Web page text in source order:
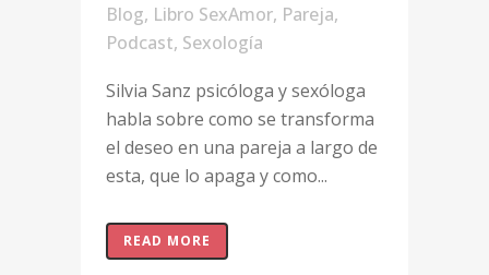
Blog, Libro SexAmor, Pareja,
Podcast, Sexología
Silvia Sanz psicóloga y sexóloga
habla sobre como se transforma
el deseo en una pareja a largo de
esta, que lo apaga y como...
READ MORE